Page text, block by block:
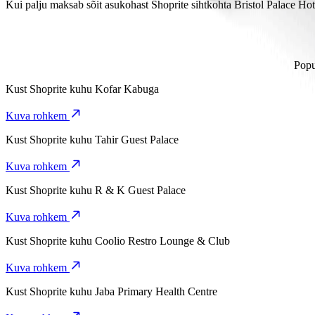
Sõidukategooriat Keke kasutades kulub asukohast Shoprite
Kui palju maksab sõit asukohast Shoprite sihtkohta Bristol Palace
Sõidukategooriat Keke kasutades maksab sõit asukohast Shoprite
Kust Shoprite kuhu Kofar Kabuga
Kuva rohkem
Kust Shoprite kuhu Tahir Guest Palace
Kuva rohkem
Kust Shoprite kuhu R & K Guest Palace
Kuva rohkem
Kust Shoprite kuhu Coolio Restro Lounge & Club
Kuva rohkem
Kust Shoprite kuhu Jaba Primary Health Centre